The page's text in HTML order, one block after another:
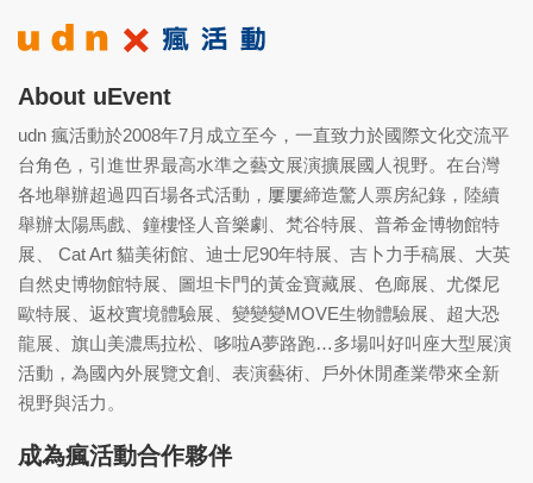
About uEvent
udn 瘋活動於2008年7月成立至今，一直致力於國際文化交流平
台角色，引進世界最高水準之藝文展演擴展國人視野。在台灣
各地舉辦超過四百場各式活動，屢屢締造驚人票房紀錄，陸續
舉辦太陽馬戲、鐘樓怪人音樂劇、梵谷特展、普希金博物館特
展、 Cat Art 貓美術館、迪士尼90年特展、吉卜力手稿展、大英
自然史博物館特展、圖坦卡門的黃金寶藏展、色廊展、尤傑尼
歐特展、返校實境體驗展、變變變MOVE生物體驗展、超大恐
龍展、旗山美濃馬拉松、哆啦A夢路跑…多場叫好叫座大型展演
活動，為國內外展覽文創、表演藝術、戶外休閒產業帶來全新
視野與活力。
成為瘋活動合作夥伴